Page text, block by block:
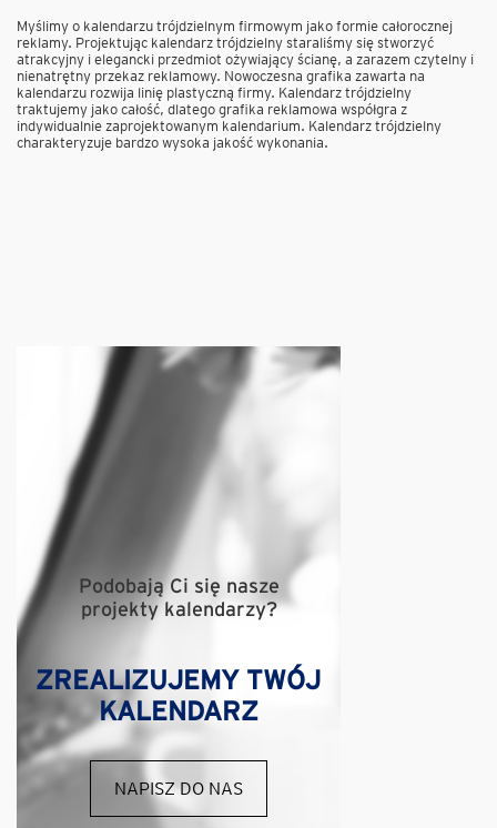
Myślimy o kalendarzu trójdzielnym firmowym jako formie całorocznej
reklamy. Projektując kalendarz trójdzielny staraliśmy się stworzyć
atrakcyjny i elegancki przedmiot ożywiający ścianę, a zarazem czytelny i
nienatrętny przekaz reklamowy. Nowoczesna grafika zawarta na
kalendarzu rozwija linię plastyczną firmy. Kalendarz trójdzielny
traktujemy jako całość, dlatego grafika reklamowa współgra z
indywidualnie zaprojektowanym kalendarium. Kalendarz trójdzielny
charakteryzuje bardzo wysoka jakość wykonania.
Podobają Ci się nasze
projekty kalendarzy?
ZREALIZUJEMY TWÓJ
KALENDARZ
NAPISZ DO NAS